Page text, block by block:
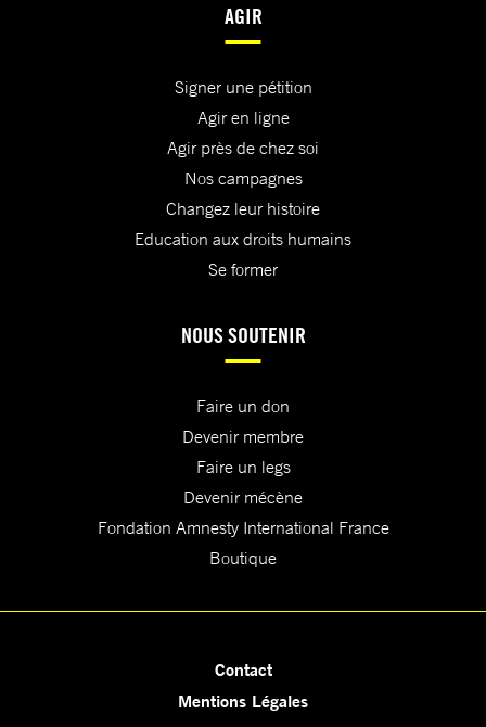
AGIR
Signer une pétition
Agir en ligne
Agir près de chez soi
Nos campagnes
Changez leur histoire
Education aux droits humains
Se former
NOUS SOUTENIR
Faire un don
Devenir membre
Faire un legs
Devenir mécène
Fondation Amnesty International France
Boutique
Contact
Mentions Légales